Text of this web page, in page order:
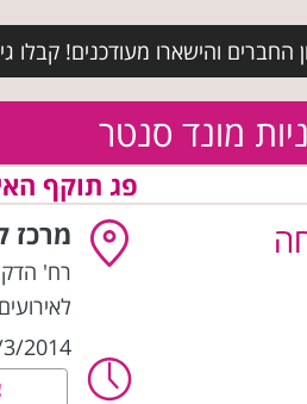
החברים והישארו מעודכנים! קבלו
מונד סנטר
פג תוקף
מרכז
רח' הדקל
5/3/2014 בשעה